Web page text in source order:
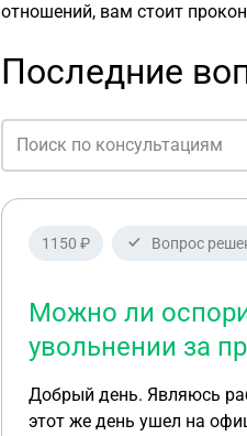
отношений, вам стоит
Последние
1150 ₽ Вопрос
Можно ли
увольнении за
Добрый день. Являюсь
этот же день ушел на